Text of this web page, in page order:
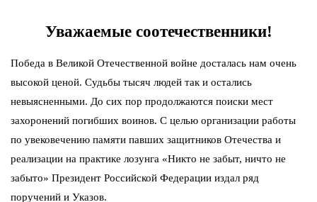
Уважаемые соотечественники!
Победа в Великой Отечественной войне досталась нам очень
высокой ценой. Судьбы тысяч людей так и остались
невыясненными. До сих пор продолжаются поиски мест
захоронений погибших воинов. С целью организации работы
по увековечению памяти павших защитников Отечества и
реализации на практике лозунга «Никто не забыт, ничто не
забыто» Президент Российской Федерации издал ряд
поручений и Указов.